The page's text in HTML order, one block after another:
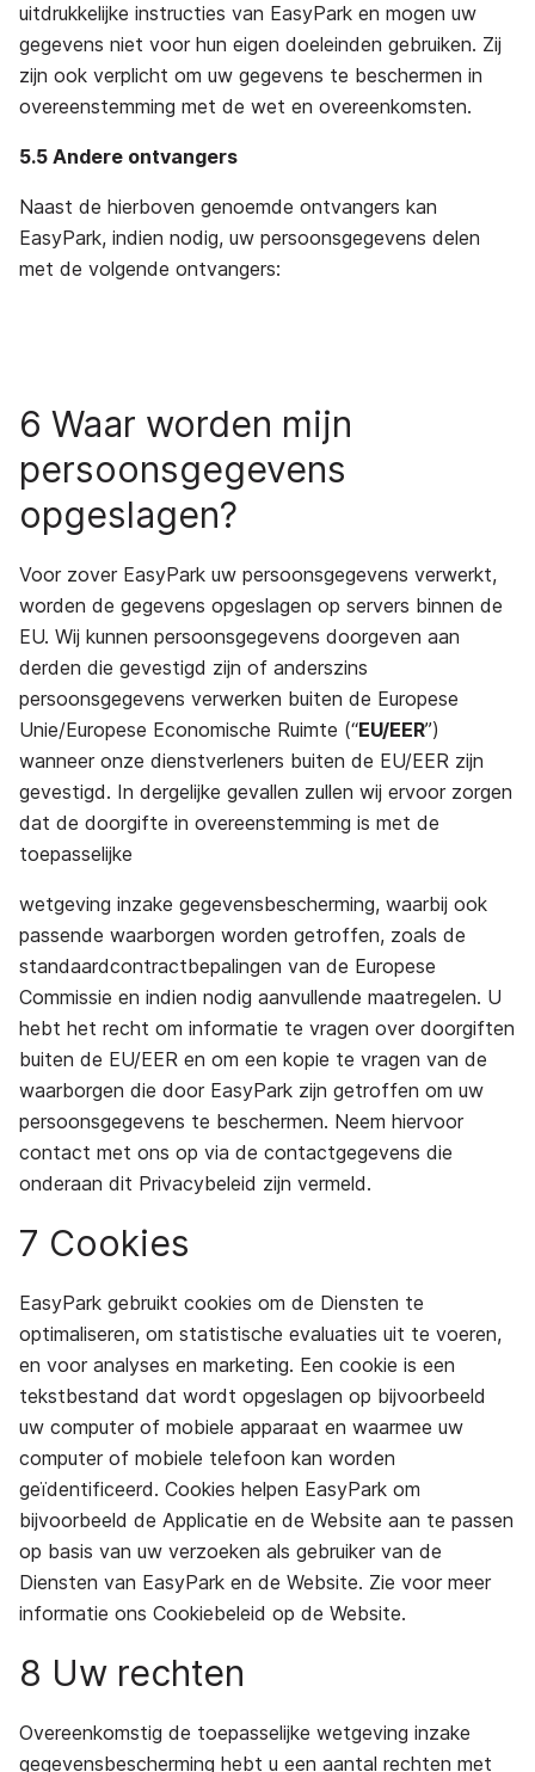
uitdrukkelijke instructies van EasyPark en mogen uw
gegevens niet voor hun eigen doeleinden gebruiken. Zij
zijn ook verplicht om uw gegevens te beschermen in
overeenstemming met de wet en overeenkomsten.
5.5 Andere ontvangers
Naast de hierboven genoemde ontvangers kan
EasyPark, indien nodig, uw persoonsgegevens delen
met de volgende ontvangers:
6 Waar worden mijn
persoonsgegevens
opgeslagen?
Voor zover EasyPark uw persoonsgegevens verwerkt,
worden de gegevens opgeslagen op servers binnen de
EU. Wij kunnen persoonsgegevens doorgeven aan
derden die gevestigd zijn of anderszins
persoonsgegevens verwerken buiten de Europese
Unie/Europese Economische Ruimte (“EU/EER”)
wanneer onze dienstverleners buiten de EU/EER zijn
gevestigd. In dergelijke gevallen zullen wij ervoor zorgen
dat de doorgifte in overeenstemming is met de
toepasselijke
wetgeving inzake gegevensbescherming, waarbij ook
passende waarborgen worden getroffen, zoals de
standaardcontractbepalingen van de Europese
Commissie en indien nodig aanvullende maatregelen. U
hebt het recht om informatie te vragen over doorgiften
buiten de EU/EER en om een kopie te vragen van de
waarborgen die door EasyPark zijn getroffen om uw
persoonsgegevens te beschermen. Neem hiervoor
contact met ons op via de contactgegevens die
onderaan dit Privacybeleid zijn vermeld.
7 Cookies
EasyPark gebruikt cookies om de Diensten te
optimaliseren, om statistische evaluaties uit te voeren,
en voor analyses en marketing. Een cookie is een
tekstbestand dat wordt opgeslagen op bijvoorbeeld
uw computer of mobiele apparaat en waarmee uw
computer of mobiele telefoon kan worden
geïdentificeerd. Cookies helpen EasyPark om
bijvoorbeeld de Applicatie en de Website aan te passen
op basis van uw verzoeken als gebruiker van de
Diensten van EasyPark en de Website. Zie voor meer
informatie ons Cookiebeleid op de Website.
8 Uw rechten
Overeenkomstig de toepasselijke wetgeving inzake
gegevensbescherming hebt u een aantal rechten met